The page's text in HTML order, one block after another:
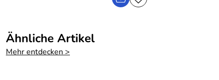
Ähnliche Artikel
Mehr entdecken >